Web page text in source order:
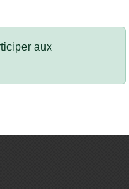
aux